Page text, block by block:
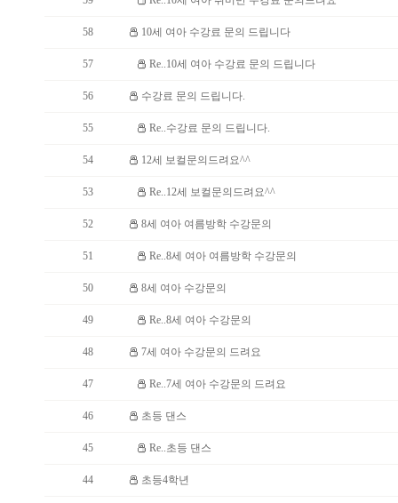
58 10세 여아 수강료 문의 드립니다
57 Re..10세 여아 수강료 문의 드립니다
56 수강료 문의 드립니다.
55 Re..수강료 문의 드립니다.
54 12세 보컬문의드려요^^
53 Re..12세 보컬문의드려요^^
52 8세 여아 여름방학 수강문의
51 Re..8세 여아 여름방학 수강문의
50 8세 여아 수강문의
49 Re..8세 여아 수강문의
48 7세 여아 수강문의 드려요
47 Re..7세 여아 수강문의 드려요
46 초등 댄스
45 Re..초등 댄스
44 초등4학년